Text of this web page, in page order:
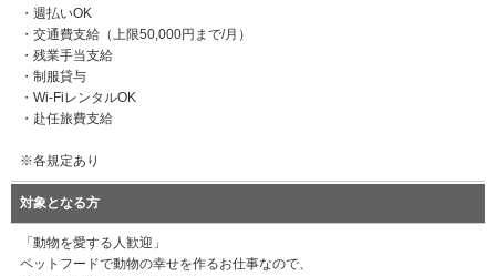
・週払いOK
・交通費支給（上限50,000円まで/月）
・残業手当支給
・制服貸与
・Wi-FiレンタルOK
・赴任旅費支給
※各規定あり
対象となる方
「動物を愛する人歓迎」
ペットフードで動物の幸せを作るお仕事なので、